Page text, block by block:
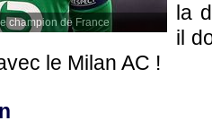
champion de France
la
il
le Milan AC !